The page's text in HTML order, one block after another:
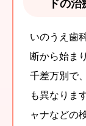
いのうえ歯
断から始ま
千差万別で
も異なりま
ャナなどの